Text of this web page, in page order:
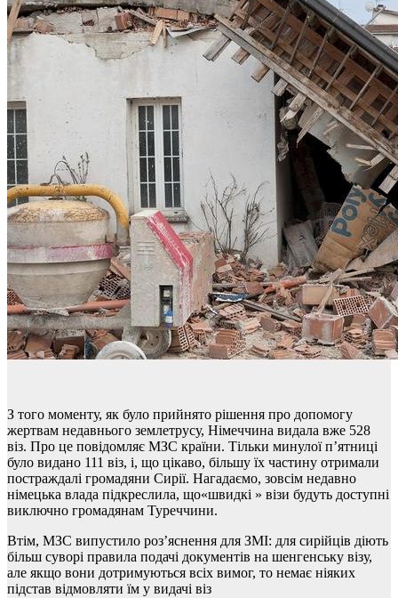
З того моменту, як було прийнято рішення про допомогу
жертвам недавнього землетрусу, Німеччина видала вже 528
віз. Про це повідомляє МЗС країни. Тільки минулої п’ятниці
було видано 111 віз, і, що цікаво, більшу їх частину отримали
постраждалі громадяни Сирії. Нагадаємо, зовсім недавно
німецька влада підкреслила, що«швидкі » візи будуть доступні
виключно громадянам Туреччини.
Втім, МЗС випустило роз’яснення для ЗМІ: для сирійців діють
більш суворі правила подачі документів на шенгенську візу,
але якщо вони дотримуються всіх вимог, то немає ніяких
підстав відмовляти їм у видачі віз